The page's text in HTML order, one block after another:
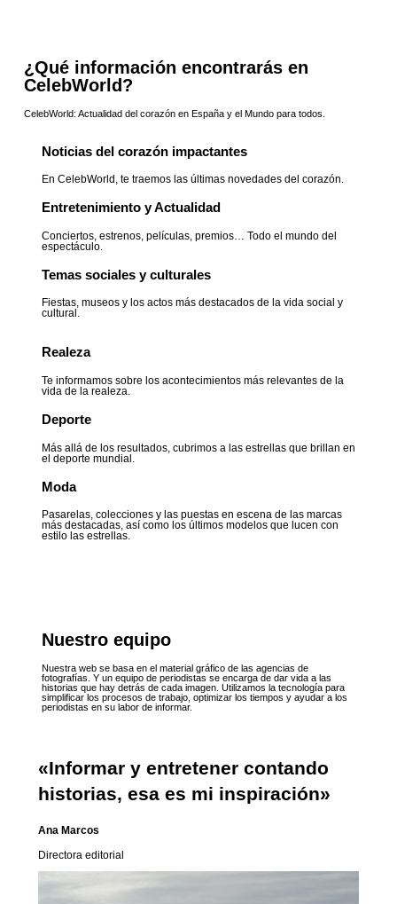
¿Qué información encontrarás en
CelebWorld?
CelebWorld: Actualidad del corazón en España y el Mundo para todos.
Noticias del corazón impactantes
En CelebWorld, te traemos las últimas novedades del corazón.
Entretenimiento y Actualidad
Conciertos, estrenos, películas, premios… Todo el mundo del
espectáculo.
Temas sociales y culturales
Fiestas, museos y los actos más destacados de la vida social y
cultural.
Realeza
Te informamos sobre los acontecimientos más relevantes de la
vida de la realeza.
Deporte
Más allá de los resultados, cubrimos a las estrellas que brillan en
el deporte mundial.
Moda
Pasarelas, colecciones y las puestas en escena de las marcas
más destacadas, así como los últimos modelos que lucen con
estilo las estrellas.
Nuestro equipo
Nuestra web se basa en el material gráfico de las agencias de
fotografías. Y un equipo de periodistas se encarga de dar vida a las
historias que hay detrás de cada imagen. Utilizamos la tecnología para
simplificar los procesos de trabajo, optimizar los tiempos y ayudar a los
periodistas en su labor de informar.
«Informar y entretener contando
historias, esa es mi inspiración»
Ana Marcos
Directora editorial